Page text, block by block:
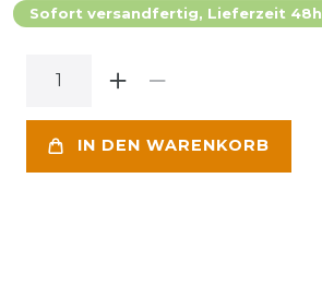
Sofort versandfertig, Lieferzeit 48h
IN DEN WARENKORB